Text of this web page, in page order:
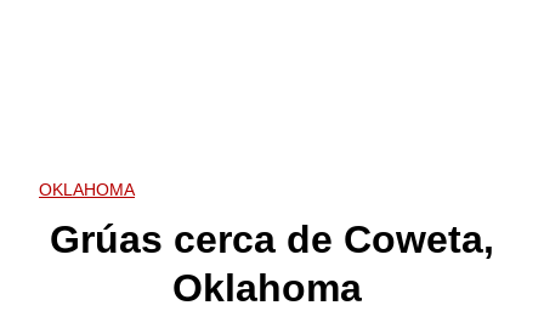
OKLAHOMA
Grúas cerca de Coweta,
Oklahoma